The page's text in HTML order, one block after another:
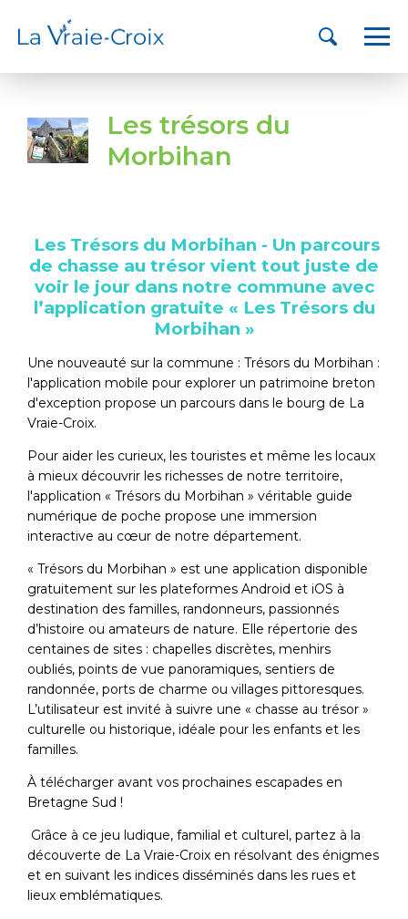
Les trésors du
Morbihan
Les Trésors du Morbihan - Un parcours
de chasse au trésor vient tout juste de
voir le jour dans notre commune avec
l’application gratuite « Les Trésors du
Morbihan »
Une nouveauté sur la commune : Trésors du Morbihan :
l'application mobile pour explorer un patrimoine breton
d'exception propose un parcours dans le bourg de La
Vraie-Croix.
Pour aider les curieux, les touristes et même les locaux
à mieux découvrir les richesses de notre territoire,
l'application « Trésors du Morbihan » véritable guide
numérique de poche propose une immersion
interactive au cœur de notre département.
« Trésors du Morbihan » est une application disponible
gratuitement sur les plateformes Android et iOS à
destination des familles, randonneurs, passionnés
d’histoire ou amateurs de nature. Elle répertorie des
centaines de sites : chapelles discrètes, menhirs
oubliés, points de vue panoramiques, sentiers de
randonnée, ports de charme ou villages pittoresques.
L’utilisateur est invité à suivre une « chasse au trésor »
culturelle ou historique, idéale pour les enfants et les
familles.
À télécharger avant vos prochaines escapades en
Bretagne Sud !
Grâce à ce jeu ludique, familial et culturel, partez à la
découverte de La Vraie-Croix en résolvant des énigmes
et en suivant les indices disséminés dans les rues et
lieux emblématiques.